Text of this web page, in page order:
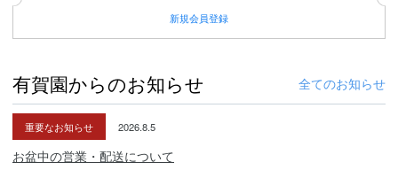
新規会員登録
有賀園からのお知らせ 全てのお知らせ
重要なお知らせ 2026.8.5
お盆中の営業・配送について